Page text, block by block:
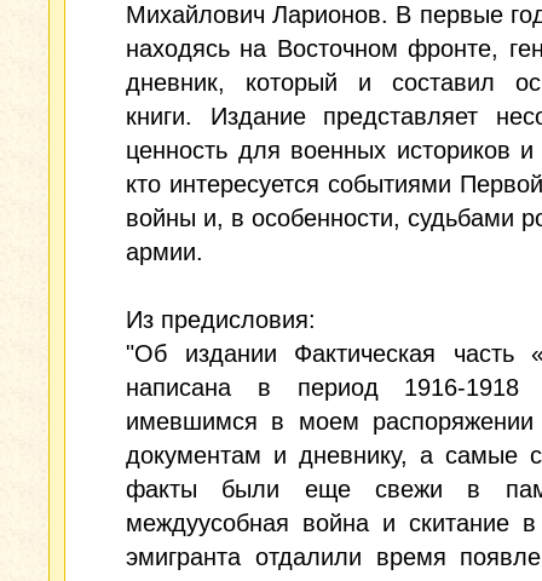
Михайлович Ларионов. В первые
находясь на Восточном фронте,
дневник, который и составил
книги. Издание представляет
ценность для военных историков и
кто интересуется событиями
войны и, в особенности, судьбами
армии.
Из предисловия:
"Об издании Фактическая часть
написана в период 1916-1918
имевшимся в моем
документам и дневнику, a самые
факты были еще свежи в
междуусобная война и скитание в
эмигранта отдалили время